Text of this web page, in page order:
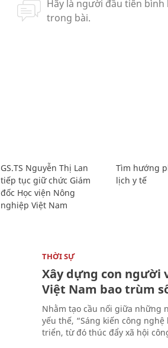
GS.TS Nguyễn Thị Lan
tiếp tục giữ chức Giám
đốc Học viện Nông
nghiệp Việt Nam
Tìm hướng
lịch y tế
THỜI SỰ
Xây dựng con người
Việt Nam bao trùm
Nhằm tạo cầu nối giữa những
yếu thế, “Sáng kiến công
triển, từ đó thúc đẩy xã hội